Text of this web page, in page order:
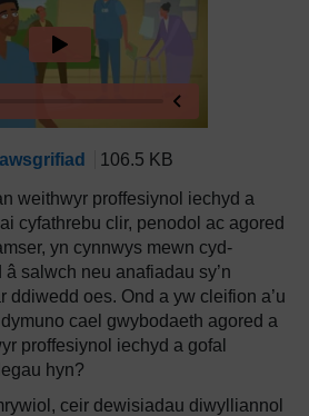
106.5 KB
weithwyr proffesiynol iechyd a
cyfathrebu clir, penodol ac agored
yn cynnwys mewn cyd-
â salwch neu anafiadau sy’n
ddiwedd oes. Ond a yw cleifion a’u
cael gwybodaeth agored a
proffesiynol iechyd a gofal
hyn?
ceir dewisiadau diwylliannol